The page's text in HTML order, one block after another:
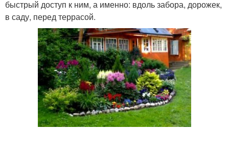
быстрый доступ к ним, а именно: вдоль забора, дорожек,
в саду, перед террасой.